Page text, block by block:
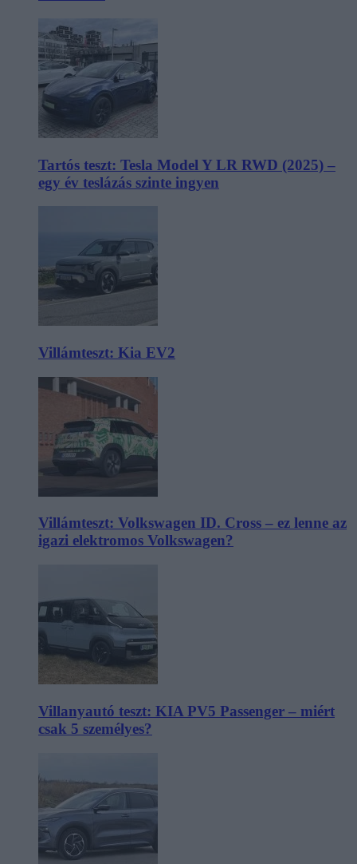
Tartós teszt: Tesla Model Y LR RWD (2025) –
egy év teslázás szinte ingyen
Villámteszt: Kia EV2
Villámteszt: Volkswagen ID. Cross – ez lenne az
igazi elektromos Volkswagen?
Villanyautó teszt: KIA PV5 Passenger – miért
csak 5 személyes?